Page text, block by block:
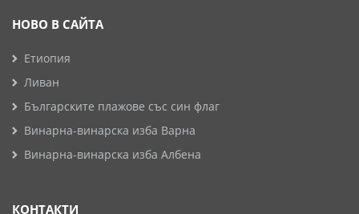
НОВО В САЙТА
Етиопия
Ливан
Българските плажове със син флаг
Винарна-винарска изба Варна
Винарна-винарска изба Албена
КОНТАКТИ